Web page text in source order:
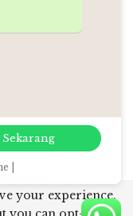
Reserved.
2012
your experience.
|